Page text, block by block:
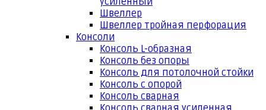
Швеллер
Швеллер тройная перфорация
Консоли
Консоль L-образная
Консоль без опоры
Консоль для потолочной стойки
Консоль с опорой
Консоль сварная